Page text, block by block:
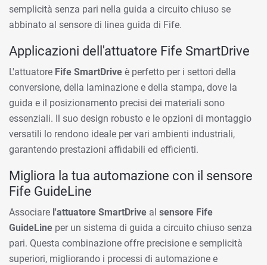
semplicità senza pari nella guida a circuito chiuso se
abbinato al sensore di linea guida di Fife.
Applicazioni dell'attuatore Fife SmartDrive
L'attuatore Fife SmartDrive è perfetto per i settori della
conversione, della laminazione e della stampa, dove la
guida e il posizionamento precisi dei materiali sono
essenziali. Il suo design robusto e le opzioni di montaggio
versatili lo rendono ideale per vari ambienti industriali,
garantendo prestazioni affidabili ed efficienti.
Migliora la tua automazione con il sensore
Fife GuideLine
Associare l'attuatore SmartDrive al sensore Fife
GuideLine per un sistema di guida a circuito chiuso senza
pari. Questa combinazione offre precisione e semplicità
superiori, migliorando i processi di automazione e